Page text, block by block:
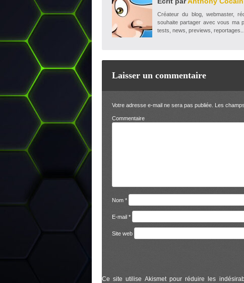
Créateur du blog, webmaster,
souhaite partager avec vous ma
tests, news, previews, reportages...
Laisser un commentaire
Votre adresse e-mail ne sera pas publiée. Les
Nom *
E-mail *
Site web
Ce site utilise Akismet pour réduire les